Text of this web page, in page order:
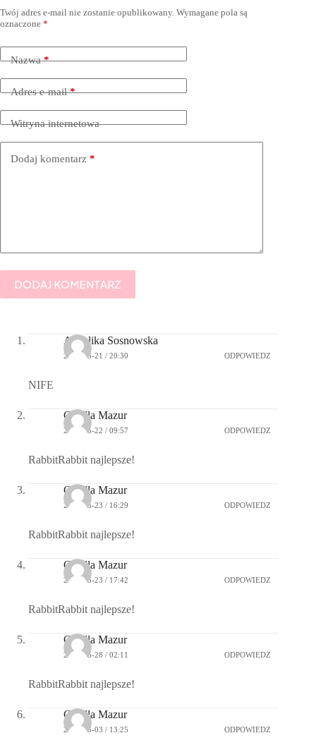
Twój adres e-mail nie zostanie opublikowany. Wymagane pola są
oznaczone *
Nazwa*
Adres e-mail*
Witryna internetowa
Dodaj komentarz *
DODAJ KOMENTARZ
Angelika Sosnowska
2015-05-21 / 20:30 ODPOWIEDZ
NIFE
Gizella Mazur
2015-05-22 / 09:57 ODPOWIEDZ
RabbitRabbit najlepsze!
Gizella Mazur
2015-05-23 / 16:29 ODPOWIEDZ
RabbitRabbit najlepsze!
Gizella Mazur
2015-05-23 / 17:42 ODPOWIEDZ
RabbitRabbit najlepsze!
Gizella Mazur
2015-05-28 / 02:11 ODPOWIEDZ
RabbitRabbit najlepsze!
Gizella Mazur
2015-06-03 / 13:25 ODPOWIEDZ